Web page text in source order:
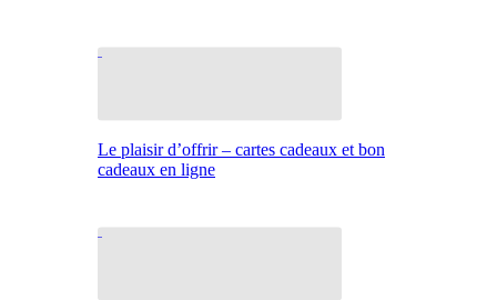
Le plaisir d’offrir – cartes cadeaux et bon
cadeaux en ligne